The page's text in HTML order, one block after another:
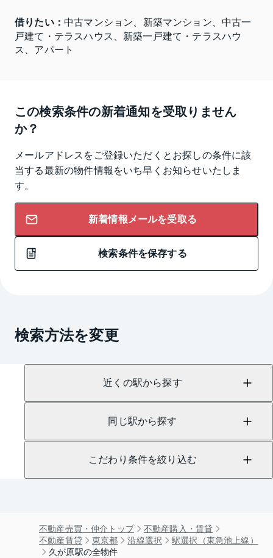
借りたい： 中古マンション、新築マンション、中古一
戸建て・テラスハウス、新築一戸建て・テラスハウ
ス、アパート
この検索条件の新着通知を受取りません
か？
メールアドレスをご登録いただくとお探しの条件に該
当する最新の物件情報をいち早くお知らせいたしま
す。
新着情報メールを受取る
検索条件を保存する
検索方法を変更
近くの駅から探す
同じ駅から探す
こだわり条件を絞り込む
不動産売買・仲介トップ
不動産購入・賃貸
不動産賃貸
東京都 沿線選択
駅選択（東急池上線）
久が原駅の全物件